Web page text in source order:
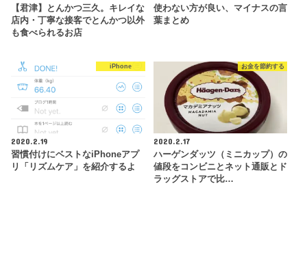
【君津】とんかつ三久。キレイな
店内・丁寧な接客でとんかつ以外
も食べられるお店
使わない方が良い、マイナスの言
葉まとめ
iPhone
2020.2.19
習慣付けにベストなiPhoneアプ
リ「リズムケア」を紹介するよ
お金を節約する
2020.2.17
ハーゲンダッツ（ミニカップ）の
値段をコンビニとネット通販とド
ラッグストアで比…